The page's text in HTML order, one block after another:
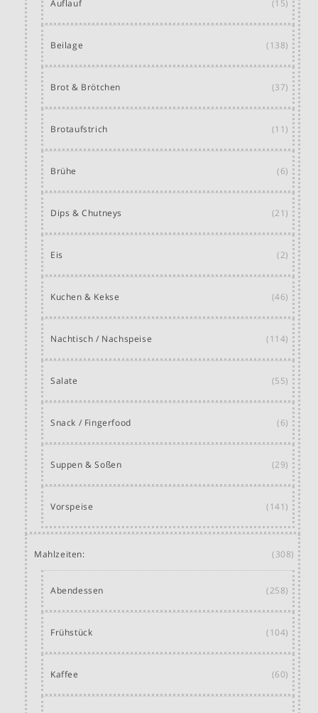
Auflauf (15)
Beilage (138)
Brot & Brötchen (37)
Brotaufstrich (11)
Brühe (6)
Dips & Chutneys (21)
Eis (2)
Kuchen & Kekse (46)
Nachtisch / Nachspeise (114)
Salate (55)
Snack / Fingerfood (6)
Suppen & Soßen (29)
Vorspeise (141)
Mahlzeiten: (308)
Abendessen (258)
Frühstück (104)
Kaffee (60)